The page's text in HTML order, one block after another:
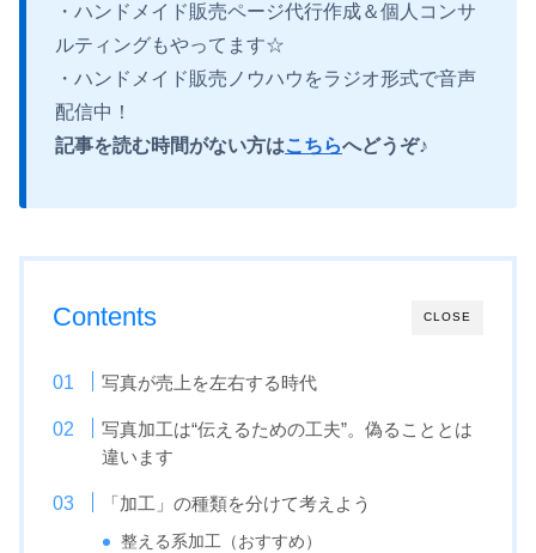
・ハンドメイド販売ページ代行作成＆個人コンサ
ルティングもやってます☆
・ハンドメイド販売ノウハウをラジオ形式で音声
配信中！
記事を読む時間がない方はこちらへどうぞ♪
CLOSE
Contents
写真が売上を左右する時代
写真加工は“伝えるための工夫”。偽ることとは
違います
「加工」の種類を分けて考えよう
整える系加工（おすすめ）